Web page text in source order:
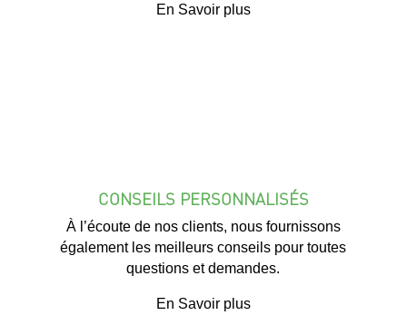
En Savoir plus
CONSEILS PERSONNALISÉS
À l’écoute de nos clients, nous fournissons
également les meilleurs conseils pour toutes
questions et demandes.
En Savoir plus